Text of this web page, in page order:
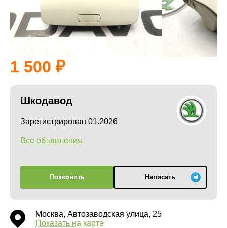
1 500
Шкодавод
Зарегистрирован 01.2026
Все объявления
Позвонить Написать
Москва, Автозаводская улица, 25
Показать на карте